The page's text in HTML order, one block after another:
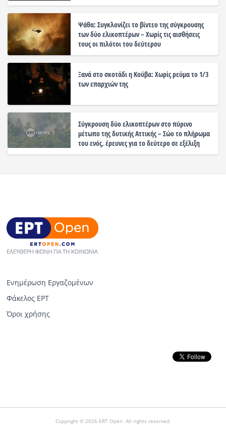
Ψάθα: Συγκλονίζει το βίντεο της σύγκρουσης
των δύο ελικοπτέρων – Χωρίς τις αισθήσεις
τους οι πιλότοι του δεύτερου
Ξανά στο σκοτάδι η Κούβα: Χωρίς ρεύμα το 1/3
των επαρχιών της
Σύγκρουση δύο ελικοπτέρων στο πύρινο
μέτωπο της δυτικής Αττικής – Σώο το πλήρωμα
του ενός, έρευνες για το δεύτερο σε εξέλιξη
Ενημέρωση Εργαζομένων
Φάκελος ΕΡΤ
Όροι χρήσης
Copyright © 2026 ERT Open. All rights reserved.